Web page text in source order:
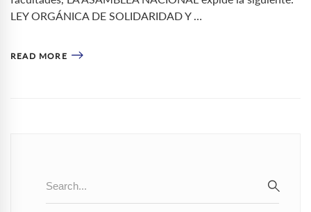
LEY ORGÁNICA DE SOLIDARIDAD Y …
READ MORE
for: